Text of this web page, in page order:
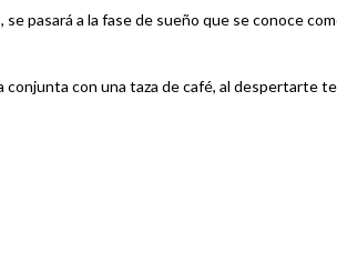
pasará a la fase de sueño que se conoce
con una taza de café, al despertarte